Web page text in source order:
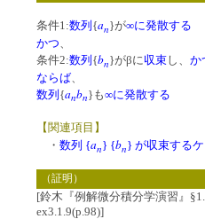
条件1:数列 {an}が∞に発散する
かつ
条件2:数列 {bn}がβに 収束し、 か
ならば
数列{anbn}も∞に発散する
【関連項目】
・ 数列 {an} {bn} が収束する
（証明）
[鈴木『例解微分積分学演習』
ex3.1.9(p.98)]